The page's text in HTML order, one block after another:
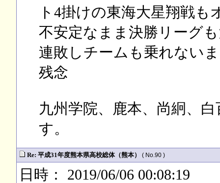
ト4掛けの東海大星翔戦
不安定なまま決勝リーグ
連敗しチームも乗れない
残念
九州学院、鹿本、尚絅、
す。
Re: 平成31年度熊本県高校総体（熊本） ( No.90 )
日時： 2019/06/06 00:08:19